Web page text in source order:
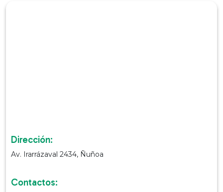
Dirección:
Av. Irarrázaval 2434, Ñuñoa
Contactos: